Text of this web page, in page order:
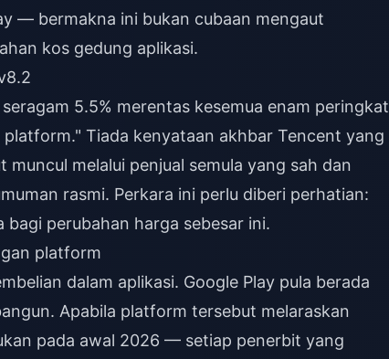
— bermakna ini bukan cubaan mengaut
kos gedung aplikasi.
5.5% merentas kesemua enam peringkat
Tiada kenyataan akhbar Tencent yang
melalui penjual semula yang sah dan
rasmi. Perkara ini perlu diberi perhatian:
bagi perubahan harga sebesar ini.
platform
dalam aplikasi. Google Play pula berada
Apabila platform tersebut melaraskan
pada awal 2026 — setiap penerbit yang